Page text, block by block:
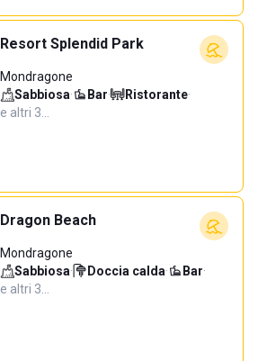
Resort Splendid Park
Mondragone
Sabbiosa· Bar· Ristorante·
e altri 3…
Dragon Beach
Mondragone
Sabbiosa· Doccia calda· Bar·
e altri 3…